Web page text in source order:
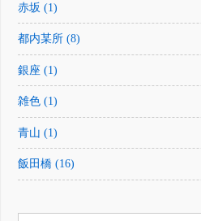
赤坂 (1)
都内某所 (8)
銀座 (1)
雑色 (1)
青山 (1)
飯田橋 (16)